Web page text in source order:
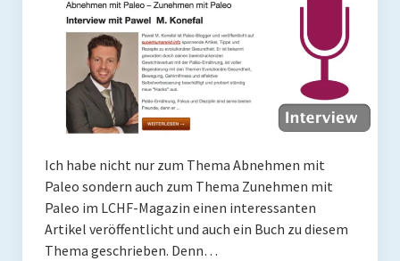
Ebooks To Go
Reviews
Produkttest
Rezension
Gastautor werden
Ich habe nicht nur zum Thema Abnehmen mit
Paleo sondern auch zum Thema Zunehmen mit
Paleo im LCHF-Magazin einen interessanten
Artikel veröffentlicht und auch ein Buch zu diesem
Thema geschrieben. Denn…